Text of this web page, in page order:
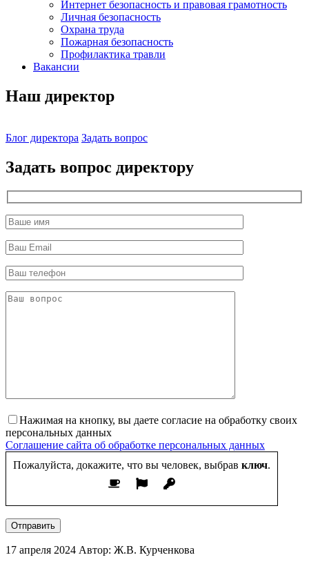
Интернет безопасность и правовая грамотность
Личная безопасность
Охрана труда
Пожарная безопасность
Профилактика травли
Вакансии
Наш директор
Блог директора Задать вопрос
Задать вопрос директору
Нажимая на кнопку, вы даете согласие на обработку своих
персональных данных
Соглашение сайта об обработке персональных данных
Пожалуйста, докажите, что вы человек, выбрав ключ.
Отправить
17 апреля 2024 Автор: Ж.В. Курченкова